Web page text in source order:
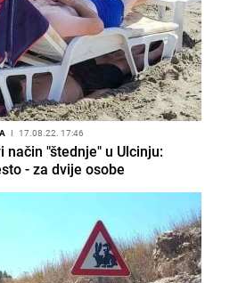
I 17.08.22. 17:46
način "štednje" u Ulcinju:
- za dvije osobe